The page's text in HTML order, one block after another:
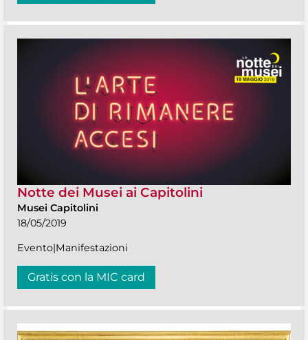
Notte dei Musei ai Capitolini
Musei Capitolini
18/05/2019
Evento|Manifestazioni
Gratis con la MIC card